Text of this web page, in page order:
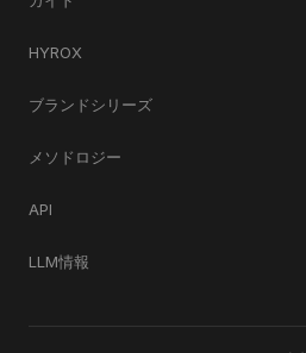
HYROX
ブランドシリーズ
メソドロジー
API
LLM情報